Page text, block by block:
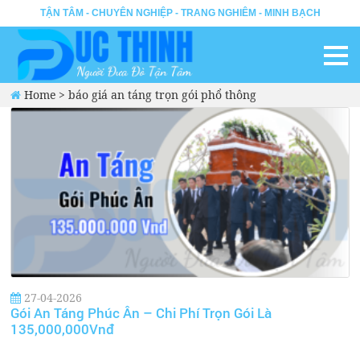
TẬN TÂM - CHUYÊN NGHIỆP - TRANG NGHIÊM - MINH BẠCH
Home >báo giá an táng trọn gói phổ thông
27-04-2026
Gói An Táng Phúc Ân – Chi Phí Trọn Gói Là
135,000,000Vnđ